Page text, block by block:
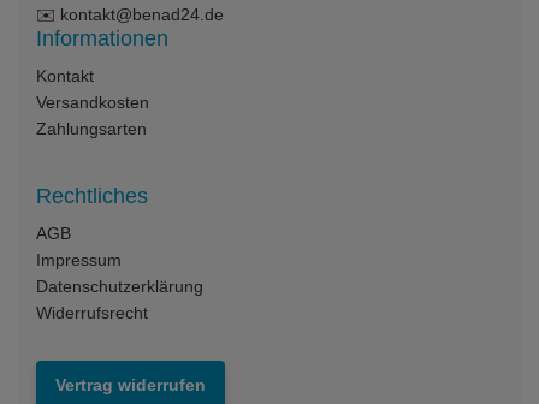
✉️ kontakt@benad24.de
Informationen
Kontakt
Versandkosten
Zahlungsarten
Rechtliches
AGB
Impressum
Datenschutzerklärung
Widerrufsrecht
Vertrag widerrufen